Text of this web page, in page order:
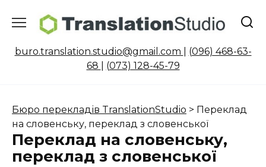
buro.translation.studio@gmail.com
(096) 468-63-
68
(073) 128-45-79
Бюро перекладів TranslationStudio > Переклад
на словенську, переклад з словенської
Переклад на словенську,
переклад з словенської